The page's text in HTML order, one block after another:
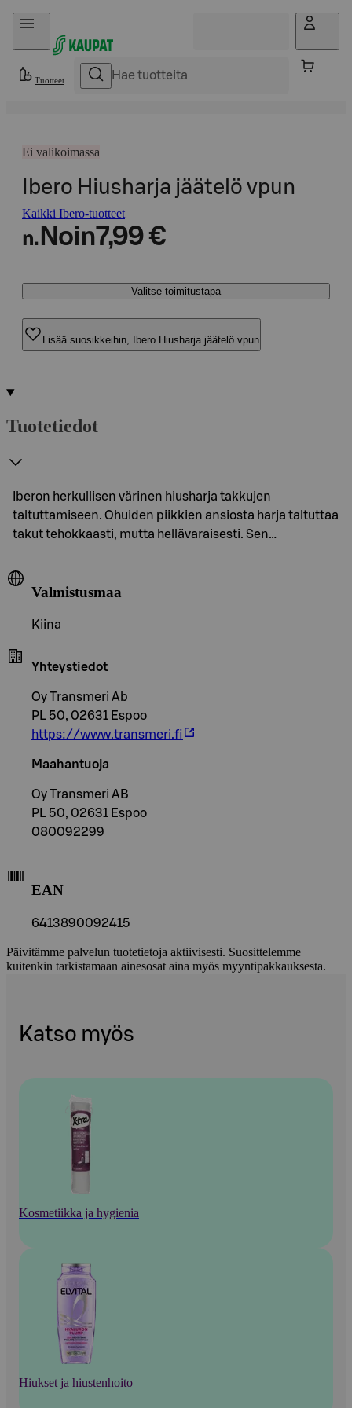
Hyppää sisältöön
Tuotteet
Ei valikoimassa
Ibero Hiusharja jäätelö vpun
Kaikki Ibero-tuotteet
n. Noin7,99 €
Valitse toimitustapa
Lisää suosikkeihin, Ibero Hiusharja jäätelö vpun
Tuotetiedot
Iberon herkullisen värinen hiusharja takkujen
taltuttamiseen. Ohuiden piikkien ansiosta harja taltuttaa
takut tehokkaasti, mutta hellävaraisesti. Sen…
Valmistusmaa
Kiina
Yhteystiedot
Oy Transmeri Ab
PL 50, 02631 Espoo
https://www.transmeri.fi
Maahantuoja
Oy Transmeri AB
PL 50, 02631 Espoo
080092299
EAN
6413890092415
Päivitämme palvelun tuotetietoja aktiivisesti. Suosittelemme
kuitenkin tarkistamaan ainesosat aina myös myyntipakkauksesta.
Katso myös
Kosmetiikka ja hygienia
Hiukset ja hiustenhoito